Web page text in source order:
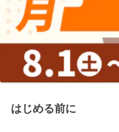
はじめる前に